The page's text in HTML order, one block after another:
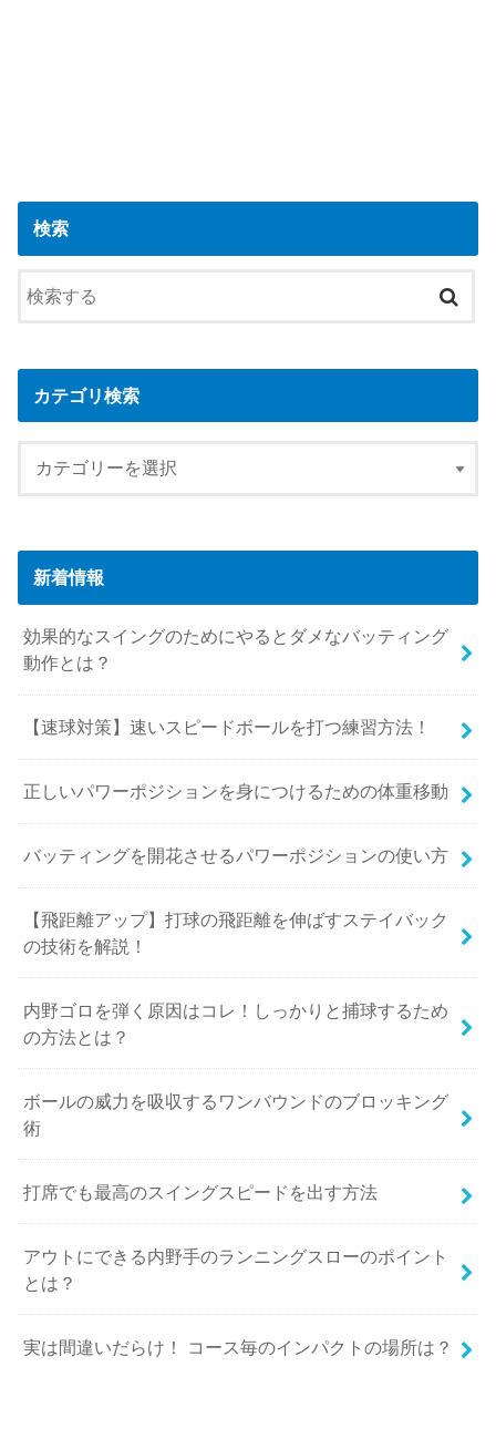
検索
カテゴリ検索
新着情報
効果的なスイングのためにやるとダメなバッティング
動作とは？
【速球対策】速いスピードボールを打つ練習方法！
正しいパワーポジションを身につけるための体重移動
バッティングを開花させるパワーポジションの使い方
【飛距離アップ】打球の飛距離を伸ばすステイバック
の技術を解説！
内野ゴロを弾く原因はコレ！しっかりと捕球するため
の方法とは？
ボールの威力を吸収するワンバウンドのブロッキング
術
打席でも最高のスイングスピードを出す方法
アウトにできる内野手のランニングスローのポイント
とは？
実は間違いだらけ！ コース毎のインパクトの場所は？